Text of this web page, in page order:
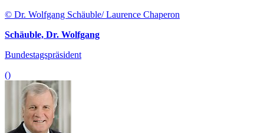
© Dr. Wolfgang Schäuble/ Laurence Chaperon
Schäuble, Dr. Wolfgang
Bundestagspräsident
()